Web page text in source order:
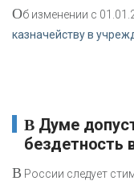
Об изменении с
казначейству в
В Думе допустили введение налога на
бездетность
В России следует